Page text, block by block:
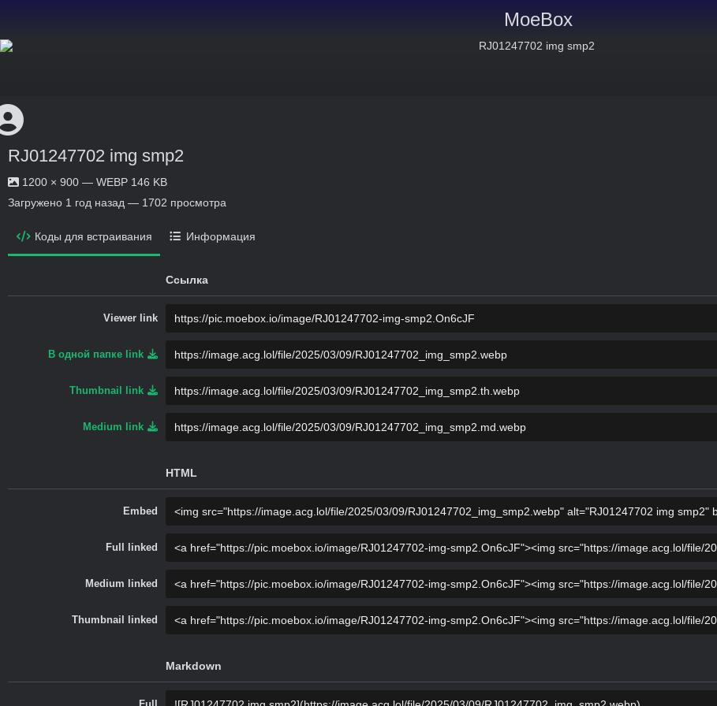
MoeBox
RJ01247702 img smp2
1200 × 900 — WEBP 146 KB
Загружено 1 год назад — 1702 просмотра
Коды для встраивания Информация
Ссылка
Viewer link
В одной папке link
Thumbnail link
Medium link
HTML
Embed
Full linked
Medium linked
Thumbnail linked
Markdown